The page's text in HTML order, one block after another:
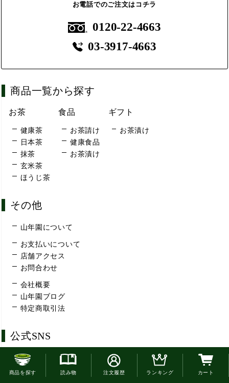
お電話でのご注文はコチラ
0120-22-4663
03-3917-4663
商品一覧から探す
お茶
健康茶
日本茶
抹茶
玄米茶
ほうじ茶
食品
お茶請け
健康食品
お茶漬け
ギフト
お茶漬け
その他
山年園について
お支払いについて
店舗アクセス
お問合わせ
会社概要
山年園ブログ
特定商取引法
公式SNS
お電話でのご注文はこちら
商品を探す 読み物 注文履歴 ランキング カート